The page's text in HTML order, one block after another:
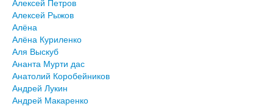
Алексей Петров
Алексей Рыжов
Алёна
Алёна Куриленко
Аля Выскуб
Ананта Мурти дас
Анатолий Коробейников
Андрей Лукин
Андрей Макаренко